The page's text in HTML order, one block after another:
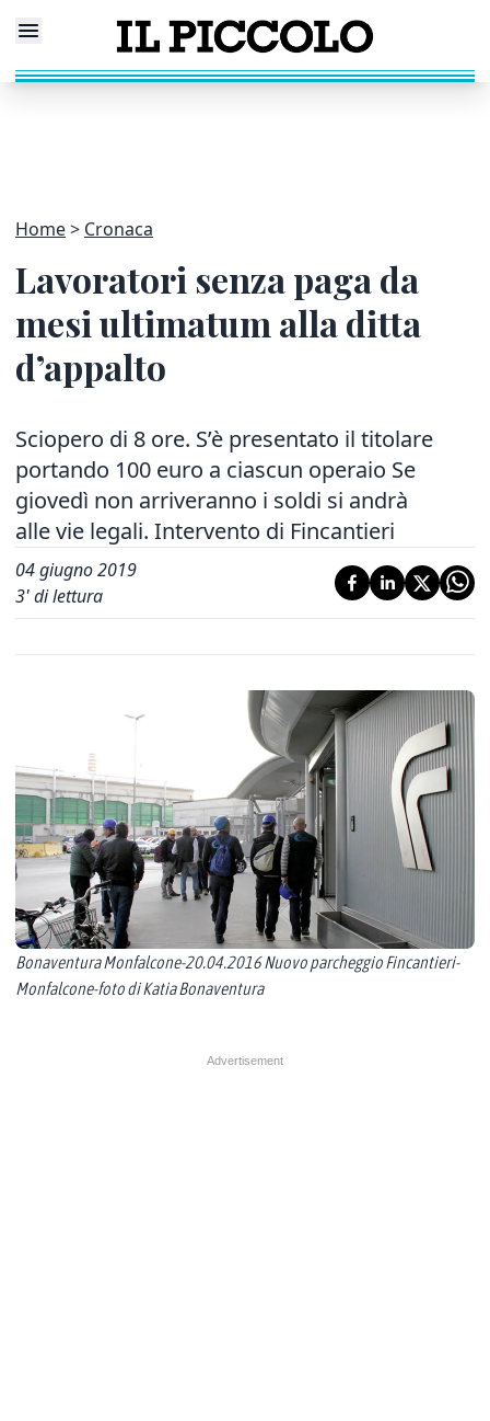
Home Cronaca
Lavoratori senza paga da
mesi ultimatum alla ditta
d’appalto
Sciopero di 8 ore. S’è presentato il titolare
portando 100 euro a ciascun operaio Se
giovedì non arriveranno i soldi si andrà
alle vie legali. Intervento di Fincantieri
04 giugno 2019
3' di lettura
Bonaventura Monfalcone-20.04.2016 Nuovo parcheggio Fincantieri-
Monfalcone-foto di Katia Bonaventura